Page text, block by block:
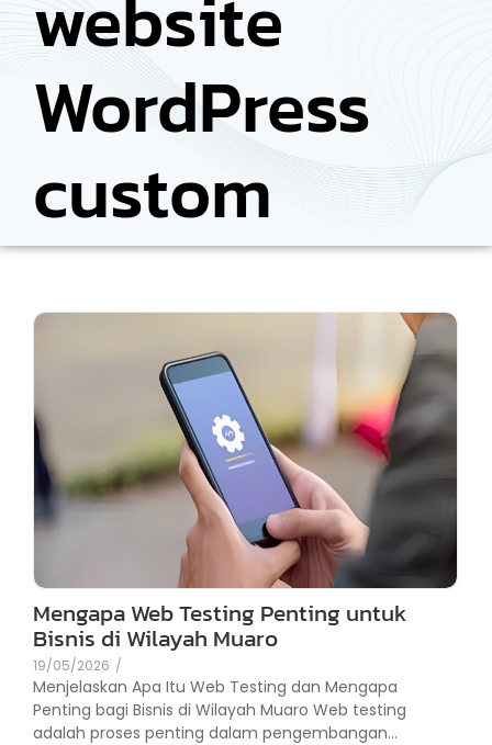
WordPress
custom
Mengapa Web Testing Penting untuk
Bisnis di Wilayah Muaro
19/05/2026 /
Menjelaskan Apa Itu Web Testing dan Mengapa
Penting bagi Bisnis di Wilayah Muaro Web testing
adalah proses penting dalam pengembangan...